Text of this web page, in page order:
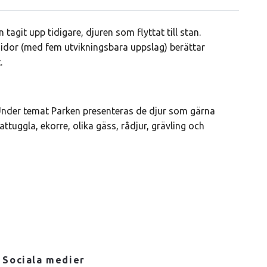
tagit upp tidigare, djuren som flyttat till stan.
(med fem utvikningsbara uppslag) berättar
temat Parken presenteras de djur som gärna
ekorre, olika gäss, rådjur, grävling och
Sociala medier